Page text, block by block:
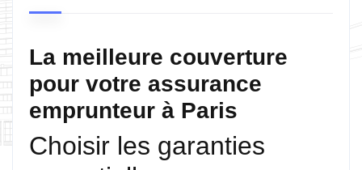
La meilleure couverture
pour votre assurance
emprunteur à Paris
Choisir les garanties